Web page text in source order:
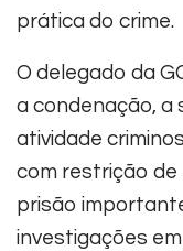
prática do crime.
O delegado da
a condenação, a
atividade
com restrição de
prisão
investigações